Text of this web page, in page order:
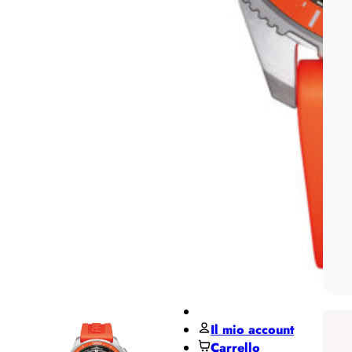
Pane
MIDO
Pesavento
Il mio account
Carrello